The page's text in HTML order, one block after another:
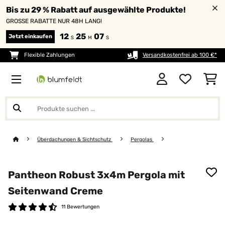
Bis zu 29 % Rabatt auf ausgewählte Produkte!
GROSSE RABATTE NUR 48H LANG!
Jetzt einkaufen 12 S 25 M 07 S
Flexible Zahlungen Versandkostenfrei ab 100 €*
Überdachungen & Sichtschutz Pergolas
Pantheon Robust 3x4m Pergola mit
Seitenwand Creme
11 Bewertungen